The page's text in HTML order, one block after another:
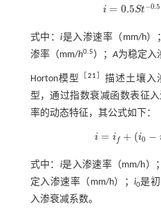
i = 0.5St−0.5
i= 0.5St-0.5 A
式中：i是入渗速率（mm/h）；
渗率（mm/h0.5）；A为稳定入
Horton模型 21
描述土壤入
型，通过指数衰减函数表征
率的动态特征，其公式如下：
i = if + (i0 −
i= if+ (i0 if) e-nt
式中： i是入渗速率（mm/h）
定入渗速率（mm/h）； i0是
入渗衰减系数。